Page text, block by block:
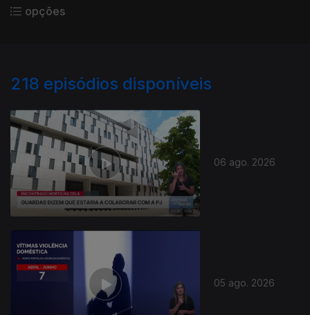
opções
218 episódios disponíveis
06 ago. 2026
05 ago. 2026